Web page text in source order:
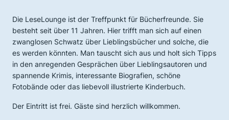
Die LeseLounge ist der Treffpunkt für Bücherfreunde. Sie
besteht seit über 11 Jahren. Hier trifft man sich auf einen
zwanglosen Schwatz über Lieblingsbücher und solche, die
es werden könnten. Man tauscht sich aus und holt sich Tipps
in den anregenden Gesprächen über Lieblingsautoren und
spannende Krimis, interessante Biografien, schöne
Fotobände oder das liebevoll illustrierte Kinderbuch.
Der Eintritt ist frei. Gäste sind herzlich willkommen.